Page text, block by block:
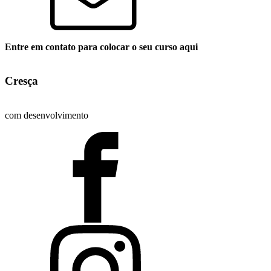
Entre em contato para colocar o seu curso aqui
Cresça
com desenvolvimento